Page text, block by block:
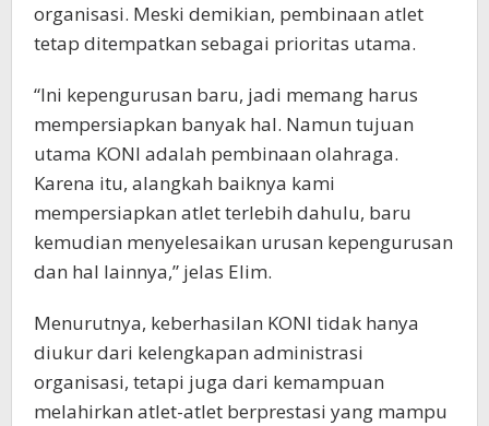
organisasi. Meski demikian, pembinaan atlet
tetap ditempatkan sebagai prioritas utama.
“Ini kepengurusan baru, jadi memang harus
mempersiapkan banyak hal. Namun tujuan
utama KONI adalah pembinaan olahraga.
Karena itu, alangkah baiknya kami
mempersiapkan atlet terlebih dahulu, baru
kemudian menyelesaikan urusan kepengurusan
dan hal lainnya,” jelas Elim.
Menurutnya, keberhasilan KONI tidak hanya
diukur dari kelengkapan administrasi
organisasi, tetapi juga dari kemampuan
melahirkan atlet-atlet berprestasi yang mampu